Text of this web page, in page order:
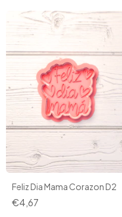
Feliz Dia Mama Corazon D2
€4,67